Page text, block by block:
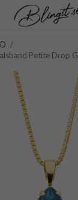
/
Petite Drop